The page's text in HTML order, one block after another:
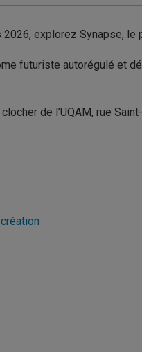
2026, explorez Synapse,
futuriste autorégulé et
de l’UQAM, rue